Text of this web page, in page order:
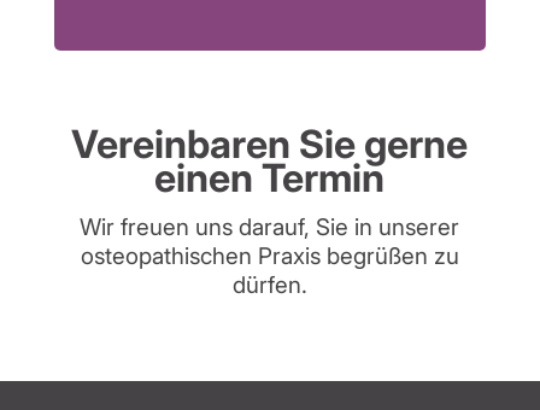
Vereinbaren Sie gerne
einen Termin
Wir freuen uns darauf, Sie in unserer
osteopathischen Praxis begrüßen zu
dürfen.